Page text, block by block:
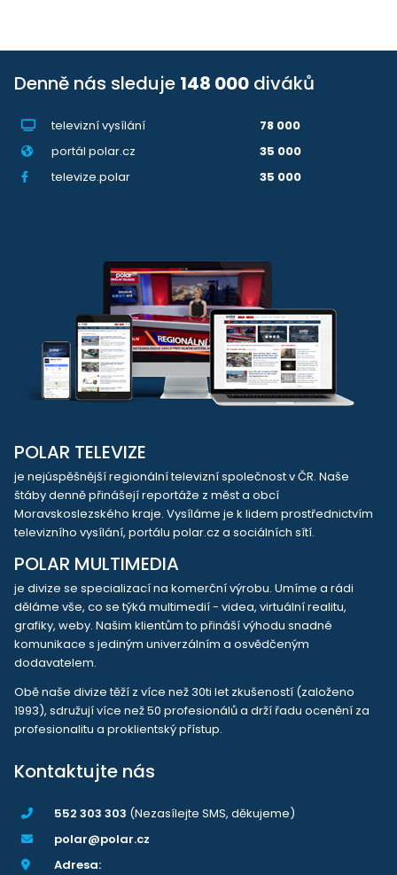
Denně nás sleduje 148 000 diváků
televizní vysílání
78 000
portál polar.cz
35 000
televize.polar
35 000
POLAR TELEVIZE
je nejúspěšnější regionální televizní společnost v ČR. Naše
štáby denně přinášejí reportáže z měst a obcí
Moravskoslezského kraje. Vysíláme je k lidem prostřednictvím
televizního vysílání, portálu polar.cz a sociálních sítí.
POLAR MULTIMEDIA
je divize se specializací na komerční výrobu. Umíme a rádi
děláme vše, co se týká multimedií - videa, virtuální realitu,
grafiky, weby. Našim klientům to přináší výhodu snadné
komunikace s jediným univerzálním a osvědčeným
dodavatelem.
Obě naše divize těží z více než 30ti let zkušeností (založeno
1993), sdružují více než 50 profesionálů a drží řadu ocenění za
profesionalitu a proklientský přístup.
Kontaktujte nás
552 303 303 (Nezasílejte SMS, děkujeme)
polar@polar.cz
Adresa: